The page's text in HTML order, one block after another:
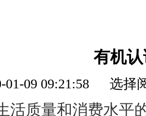
有机
01-09 09:21:58 选择
活质量和消费水平